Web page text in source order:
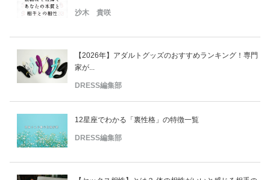
グルメ
カルチャー/エンタメ
沙木 貴咲
【2026年】アダルトグッズのおすすめランキング！専門
家が...
DRESS編集部
12星座でわかる「裏性格」の特徴一覧
DRESS編集部